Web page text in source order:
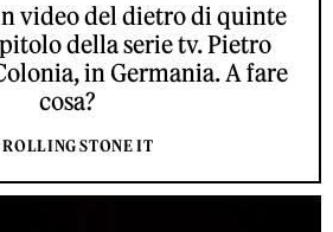
video del dietro di quinte
della serie tv. Pietro
in Germania. A fare
cosa?
STONE IT